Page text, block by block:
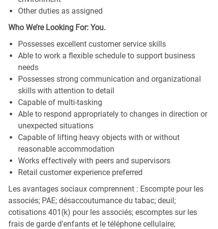
Other duties as assigned
Who We’re Looking For: You.
Possesses excellent customer service skills
Able to work a flexible schedule to support business
needs
Possesses strong communication and organizational
skills with attention to detail
Capable of multi-tasking
Able to respond appropriately to changes in direction or
unexpected situations
Capable of lifting heavy objects with or without
reasonable accommodation
Works effectively with peers and supervisors
Retail customer experience preferred
Les avantages sociaux comprennent : Escompte pour les
associés; PAE; désaccoutumance du tabac; deuil;
cotisations 401(k) pour les associés; escomptes sur les
frais de garde d'enfants et le téléphone cellulaire;